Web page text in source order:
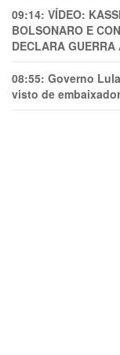
09:14: VÍDEO:
BOLSONARO E
DECLARA
08:55: Governo
visto de